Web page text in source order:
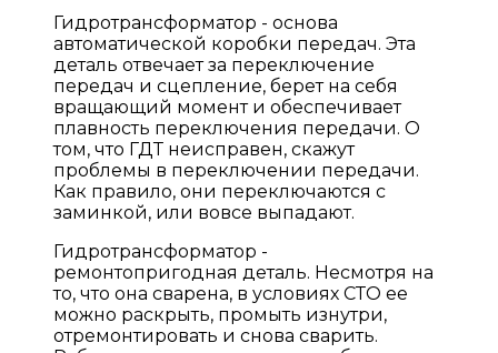
Гидротрансформатор - основа
автоматической коробки передач. Эта
деталь отвечает за переключение
передач и сцепление, берет на себя
вращающий момент и обеспечивает
плавность переключения передачи. О
том, что ГДТ неисправен, скажут
проблемы в переключении передачи.
Как правило, они переключаются с
заминкой, или вовсе выпадают.
Гидротрансформатор -
ремонтопригодная деталь. Несмотря на
то, что она сварена, в условиях СТО ее
можно раскрыть, промыть изнутри,
отремонтировать и снова сварить.